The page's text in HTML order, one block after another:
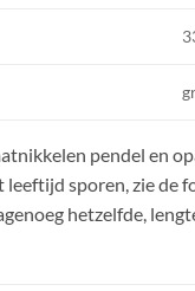
pendel en
sporen, zie de
hetzelfde,